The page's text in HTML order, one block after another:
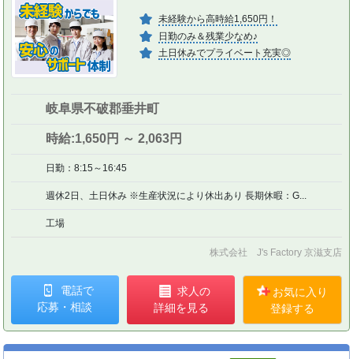
未経験から高時給1,650円！
日勤のみ＆残業少なめ♪
土日休みでプライベート充実◎
岐阜県不破郡垂井町
時給:1,650円 ～ 2,063円
日勤：8:15～16:45
週休2日、土日休み ※生産状況により休出あり 長期休暇：G...
工場
株式会社 J's Factory 京滋支店
電話で
応募・相談
求人の
詳細を見る
お気に入り
登録する